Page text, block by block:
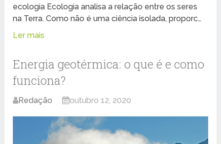
ecologia Ecologia analisa a relação entre os seres
na Terra. Como não é uma ciência isolada, proporc…
Ler mais
Energia geotérmica: o que é e como
funciona?
Redação outubro 12, 2020